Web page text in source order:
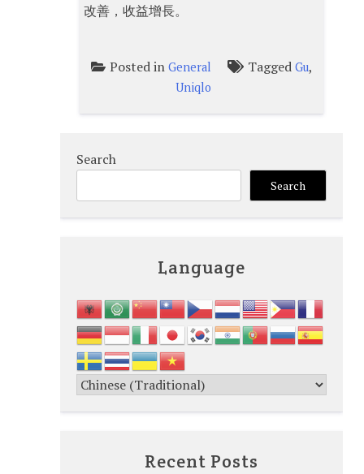
改善，收益增長。
Posted in General Tagged Gu,
Uniqlo
Search
Search
Language
Recent Posts